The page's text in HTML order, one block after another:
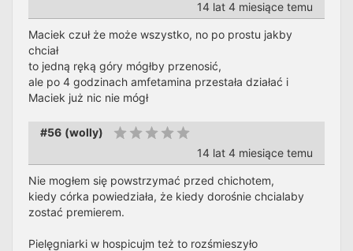
14 lat 4 miesiące temu
Maciek czuł że może wszystko, no po prostu jakby
chciał
to jedną ręką góry mógłby przenosić,
ale po 4 godzinach amfetamina przestała działać i
Maciek już nic nie mógł
#56 (wolly)
14 lat 4 miesiące temu
Nie mogłem się powstrzymać przed chichotem,
kiedy córka powiedziała, że kiedy dorośnie chcialaby
zostać premierem.
Pielęgniarki w hospicujm też to rozśmieszyło